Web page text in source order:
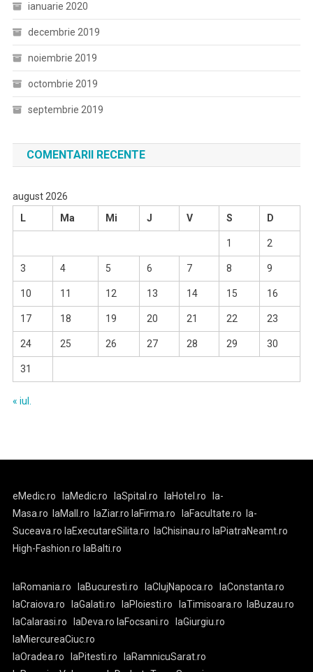
ianuarie 2020
decembrie 2019
noiembrie 2019
octombrie 2019
septembrie 2019
COMENTARII RECENTE
august 2026
L
Ma Mi J V S D
1 2
3 4 5 6 7 8 9
10 11 12 13 14 15 16
17 18 19 20 21 22 23
24 25 26 27 28 29 30
31
« iul.
eMedic.ro laMedic.ro laSpital.ro laHotel.ro
la-
Masa.ro
laMall.ro laZiar.ro laFirma.ro laFacultate.ro
la-
Suceava.ro laExecutareSilita.ro laChisinau.ro laPiatraNeamt.ro
High-Fashion.ro laBalti.ro
laRomania.ro laBucuresti.ro laClujNapoca.ro
laConstanta.ro
laCraiova.ro
laGalati.ro laPloiesti.ro laTimisoara.ro
laBuzau.ro
laCalarasi.ro
laDeva.ro laFocsani.ro
laGiurgiu.ro
laMiercureaCiuc.ro
laOradea.ro
laPitesti.ro
laRamnicuSarat.ro